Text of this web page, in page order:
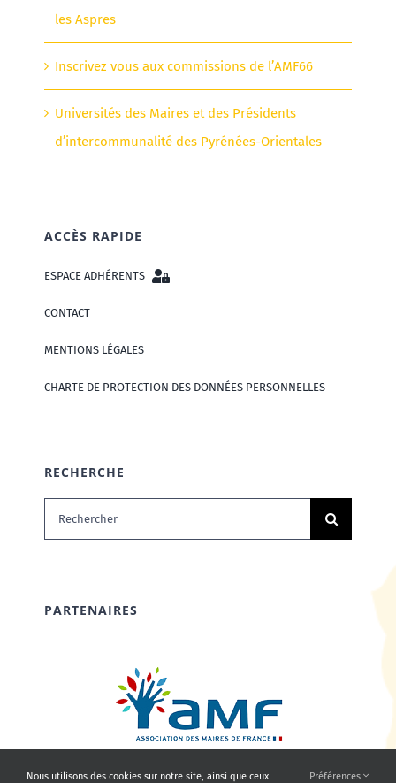
les Aspres
Inscrivez vous aux commissions de l’AMF66
Universités des Maires et des Présidents
d’intercommunalité des Pyrénées-Orientales
ACCÈS RAPIDE
ESPACE ADHÉRENTS
CONTACT
MENTIONS LÉGALES
CHARTE DE PROTECTION DES DONNÉES PERSONNELLES
RECHERCHE
Rechercher:
PARTENAIRES
Nous utilisons des cookies sur notre site, ainsi que ceux Préférences